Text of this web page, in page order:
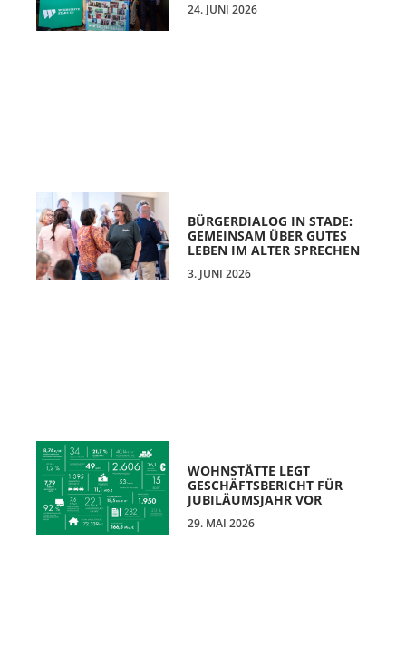
24. JUNI 2026
BÜRGERDIALOG IN STADE:
GEMEINSAM ÜBER GUTES
LEBEN IM ALTER SPRECHEN
3. JUNI 2026
WOHNSTÄTTE LEGT
GESCHÄFTSBERICHT FÜR
JUBILÄUMSJAHR VOR
29. MAI 2026